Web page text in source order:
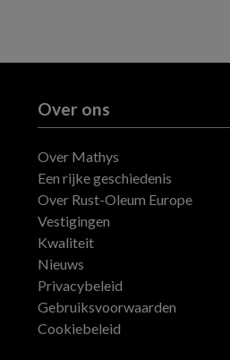
Over ons
Over Mathys
Een rijke geschiedenis
Over Rust-Oleum Europe
Vestigingen
Kwaliteit
Nieuws
Privacybeleid
Gebruiksvoorwaarden
Cookiebeleid